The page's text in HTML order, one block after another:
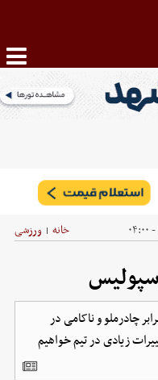
خانه | ورزشی
چادرملو و ناکامی در
زیادی در تیم خواهیم